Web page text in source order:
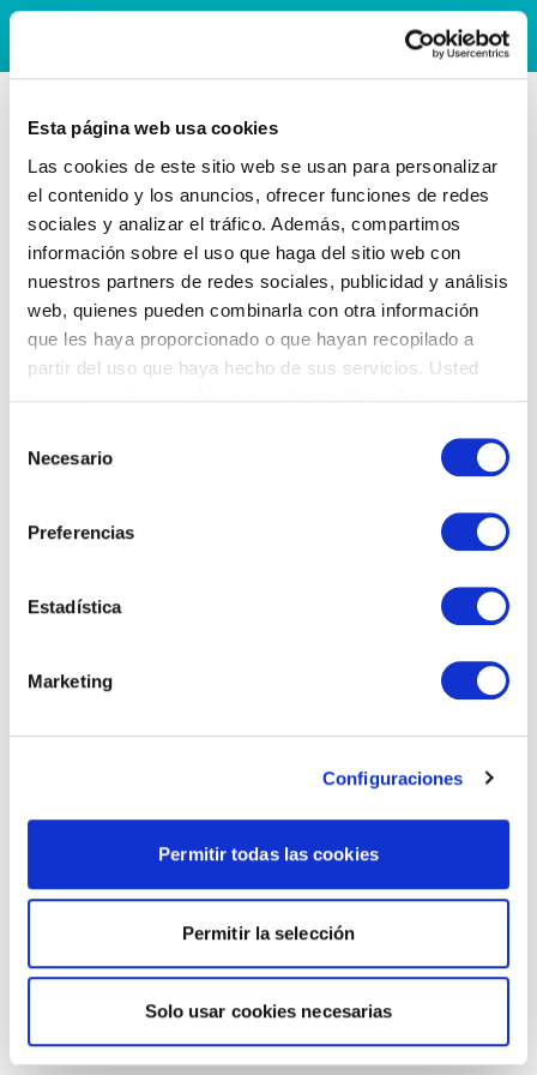
Esta página web usa cookies
Las cookies de este sitio web se usan para personalizar
el contenido y los anuncios, ofrecer funciones de redes
sociales y analizar el tráfico. Además, compartimos
información sobre el uso que haga del sitio web con
nuestros partners de redes sociales, publicidad y análisis
web, quienes pueden combinarla con otra información
que les haya proporcionado o que hayan recopilado a
partir del uso que haya hecho de sus servicios. Usted
Necesario
Preferencias
Estadística
Marketing
Configuraciones
Permitir todas las cookies
Permitir la selección
Solo usar cookies necesarias